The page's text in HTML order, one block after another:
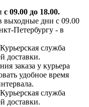
с 09.00 до 18.00.
выходные дни с 09.00
Петербургу - в
служба
доставки.
заказа у курьера
удобное время
служба
доставки.